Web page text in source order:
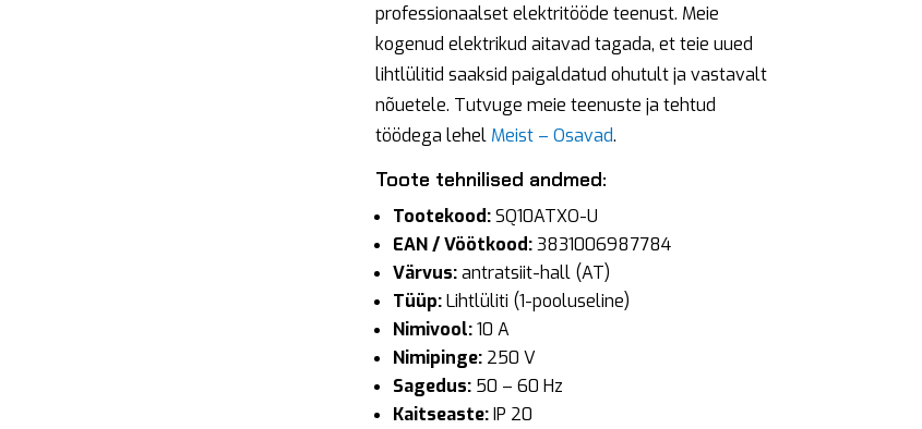
professionaalset elektritööde teenust. Meie
kogenud elektrikud aitavad tagada, et teie uued
lihtlülitid saaksid paigaldatud ohutult ja vastavalt
nõuetele. Tutvuge meie teenuste ja tehtud
töödega lehel Meist – Osavad.
Toote tehnilised andmed:
Tootekood:SQ10ATXO-U
EAN / Vöötkood:3831006987784
Värvus:antratsiit-hall (AT)
Tüüp:Lihtlüliti (1-pooluseline)
Nimivool:10 A
Nimipinge: 250 V
Sagedus: 50 – 60 Hz
Kaitseaste:IP 20